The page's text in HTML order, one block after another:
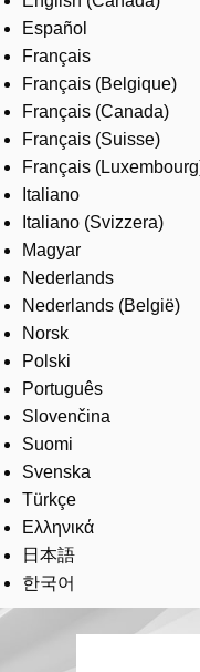
Español
Français
Français (Belgique)
Français (Canada)
Français (Suisse)
Français
Italiano
Italiano (Svizzera)
Magyar
Nederlands
Nederlands (België)
Norsk
Polski
Português
Slovenčina
Suomi
Svenska
Türkçe
Ελληνικά
日本語
한국어